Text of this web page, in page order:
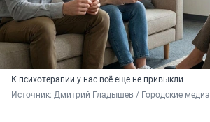
К психотерапии у нас всё еще не привыкли
Источник: Дмитрий Гладышев / Городские медиа